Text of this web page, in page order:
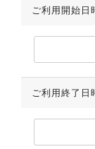
ご利用開始日
ご利用終了日